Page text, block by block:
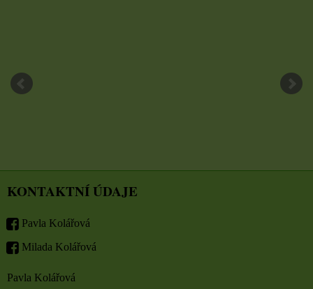
KONTAKTNÍ ÚDAJE
Pavla Kolářová
Milada Kolářová
Pavla Kolářová